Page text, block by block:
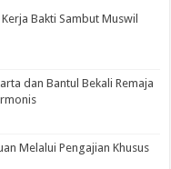
Bakti Sambut Muswil
dan Bantul Bekali Remaja
Melalui Pengajian Khusus